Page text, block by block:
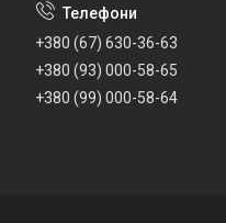
+380 (67) 630-36-63
+380 (93) 000-58-65
+380 (99) 000-58-64